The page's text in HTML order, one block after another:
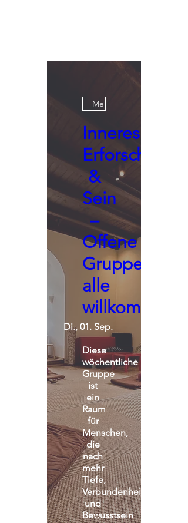
Mehrere Termine
Inneres
Erforschen
&
Sein
–
Offene
Gruppe,
alle
willkommen
Di., 01. Sep.
Diese
wöchentliche
Gruppe
ist
ein
Raum
für
Menschen,
die
nach
mehr
Tiefe,
Verbundenheit
und
Bewusstsein